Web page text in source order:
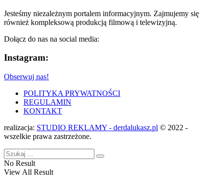
Jesteśmy niezależnym portalem informacyjnym. Zajmujemy się
również kompleksową produkcją filmową i telewizyjną.
Dołącz do nas na social media:
Instagram:
Obserwuj nas!
POLITYKA PRYWATNOŚCI
REGULAMIN
KONTAKT
realizacja: STUDIO REKLAMY - derdalukasz.pl © 2022 -
wszelkie prawa zastrzeżone.
No Result
View All Result